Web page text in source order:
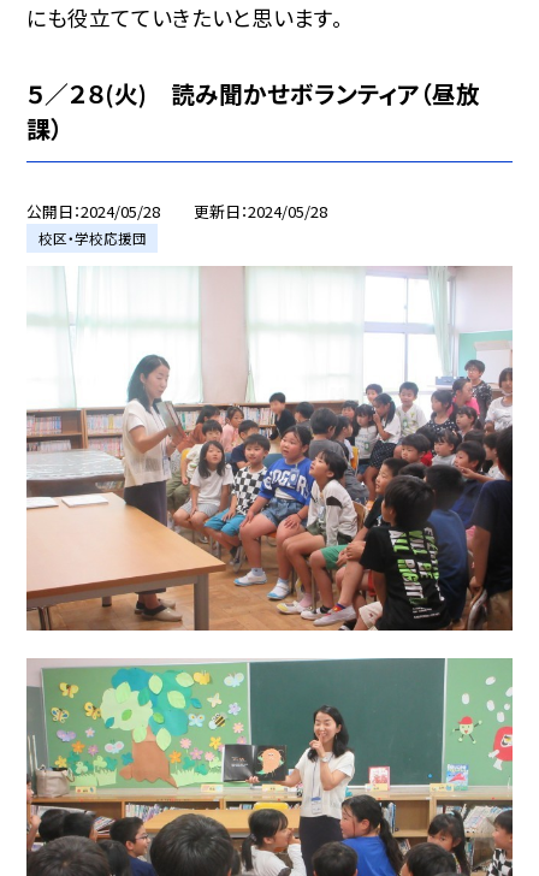
にも役立てていきたいと思います。
５／２８(火) 読み聞かせボランティア（昼放
課）
公開日 2024/05/28 更新日 2024/05/28
校区・学校応援団